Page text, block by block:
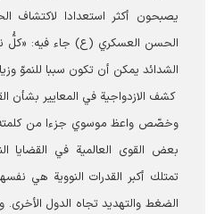
يصبحون أكثر استعدادا لاكتشاف
الحسن العسكري (ع) جاء فيه: «كلُّ
الشدائد يمكن أن تكون سببا للنموّ
كشف الازدواجية في المعايير بشأن
وخصّص واعظ موسوي جزءا من كلمته
بعض القوى العالمية في القضايا
تمتلك أكبر القدرات النووية هي
الضغط والتهديد تجاه الدول الأخرى.